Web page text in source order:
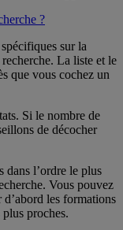
?
sur la
La liste et le
que vous cochez un
Si le nombre de
de décocher
dans l’ordre le plus
Vous pouvez
les formations
plus proches.